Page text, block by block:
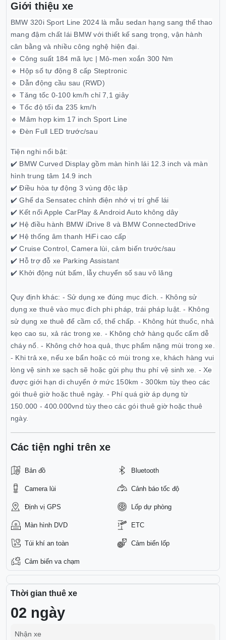
Giới thiệu xe
BMW 320i Sport Line 2024 là mẫu sedan hạng sang thể thao
mang đậm chất lái BMW với thiết kế sang trọng, vận hành
cân bằng và nhiều công nghệ hiện đại.
🔹 Công suất 184 mã lực | Mô-men xoắn 300 Nm
🔹 Hộp số tự động 8 cấp Steptronic
🔹 Dẫn động cầu sau (RWD)
🔹 Tăng tốc 0-100 km/h chỉ 7,1 giây
🔹 Tốc độ tối đa 235 km/h
🔹 Mâm hợp kim 17 inch Sport Line
🔹 Đèn Full LED trước/sau
Tiện nghi nổi bật:
✔️ BMW Curved Display gồm màn hình lái 12.3 inch và màn
hình trung tâm 14.9 inch
✔️ Điều hòa tự động 3 vùng độc lập
✔️ Ghế da Sensatec chỉnh điện nhớ vị trí ghế lái
✔️ Kết nối Apple CarPlay & Android Auto không dây
✔️ Hệ điều hành BMW iDrive 8 và BMW ConnectedDrive
✔️ Hệ thống âm thanh HiFi cao cấp
✔️ Cruise Control, Camera lùi, cảm biến trước/sau
✔️ Hỗ trợ đỗ xe Parking Assistant
✔️ Khởi động nút bấm, lẫy chuyển số sau vô lăng
Quy định khác: - Sử dụng xe đúng mục đích. - Không sử
dụng xe thuê vào mục đích phi pháp, trái pháp luật. - Không
sử dụng xe thuê để cầm cố, thế chấp. - Không hút thuốc, nhả
kẹo cao su, xả rác trong xe. - Không chở hàng quốc cấm dễ
cháy nổ. - Không chở hoa quả, thực phẩm nặng mùi trong xe.
- Khi trả xe, nếu xe bẩn hoặc có mùi trong xe, khách hàng vui
lòng vệ sinh xe sạch sẽ hoặc gửi phụ thu phí vệ sinh xe. - Xe
được giới hạn di chuyển ở mức 150km - 300km tùy theo các
gói thuê giờ hoặc thuê ngày. - Phí quá giờ áp dụng từ
150.000 - 400.000vnd tùy theo các gói thuê giờ hoặc thuê
ngày.
Các tiện nghi trên xe
Bản đồ Bluetooth
Camera lùi Cảnh báo tốc độ
Định vị GPS Lốp dự phòng
Màn hình DVD ETC
Túi khí an toàn Cảm biến lốp
Cảm biến va chạm
Thời gian thuê xe
02 ngày
Nhận xe